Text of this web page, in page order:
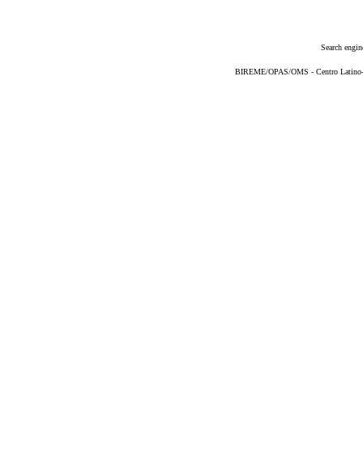
Search
BIREME/OPAS/OMS - Centro Latino-